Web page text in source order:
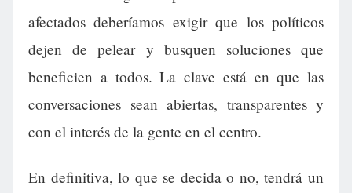
afectados deberíamos exigir que los políticos
dejen de pelear y busquen soluciones que
beneficien a todos. La clave está en que las
conversaciones sean abiertas, transparentes y
con el interés de la gente en el centro.
En definitiva, lo que se decida o no, tendrá un